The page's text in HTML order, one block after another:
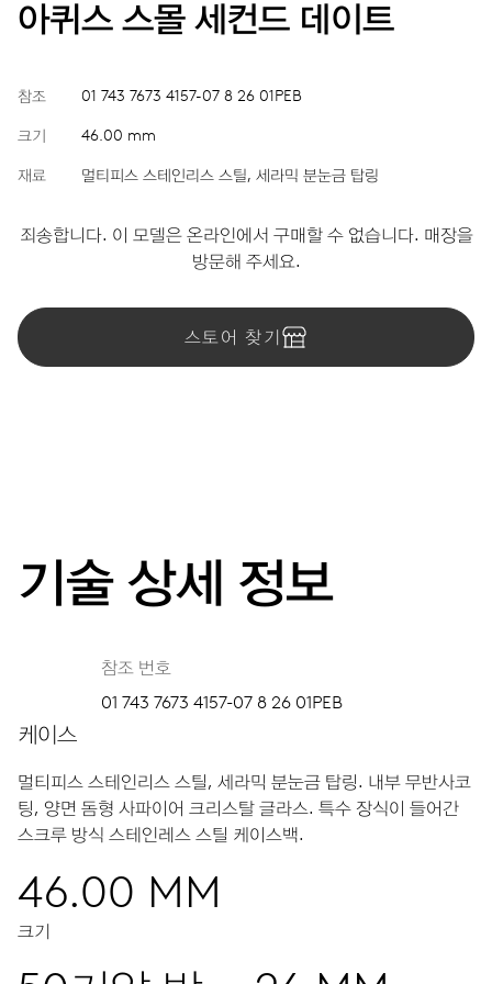
아퀴스 스몰 세컨드 데이트
참조 01 743 7673 4157-07 8 26 01PEB
크기 46.00 mm
재료 멀티피스 스테인리스 스틸, 세라믹 분눈금 탑링
죄송합니다. 이 모델은 온라인에서 구매할 수 없습니다. 매장을
방문해 주세요.
스토어 찾기
기술 상세 정보
참조 번호
01 743 7673 4157-07 8 26 01PEB
케이스
멀티피스 스테인리스 스틸, 세라믹 분눈금 탑링. 내부 무반사코
팅, 양면 돔형 사파이어 크리스탈 글라스. 특수 장식이 들어간
스크루 방식 스테인레스 스틸 케이스백.
46.00 MM
크기